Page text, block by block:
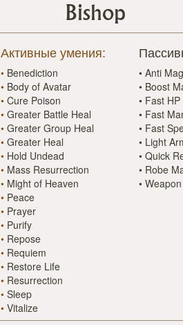
Bishop
Активные умения:
• Benediction
• Body of Avatar
• Cure Poison
• Greater Battle Heal
• Greater Group Heal
• Greater Heal
• Hold Undead
• Mass Resurrection
• Might of Heaven
• Peace
• Prayer
• Purify
• Repose
• Requiem
• Restore Life
• Resurrection
• Sleep
• Vitalize
• Anti
• Boost
• Fast
• Fast
• Fast
• Light
• Quick
• Robe
•